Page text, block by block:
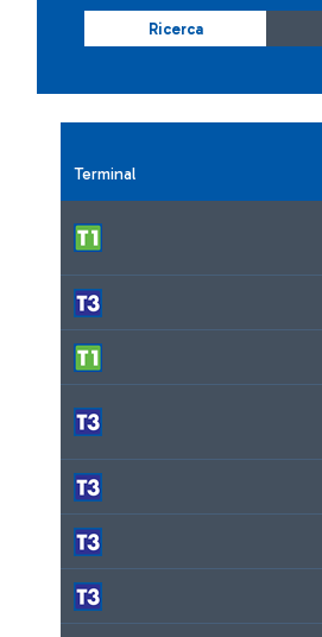
Ricerca
Terminal